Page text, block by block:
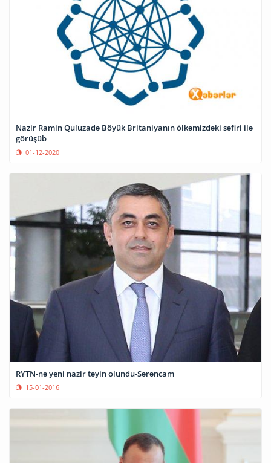
Nazir Ramin Quluzadə Böyük Britaniyanın ölkəmizdəki səfiri ilə
görüşüb
01-12-2020
RYTN-nə yeni nazir təyin olundu-Sərəncam
15-01-2016